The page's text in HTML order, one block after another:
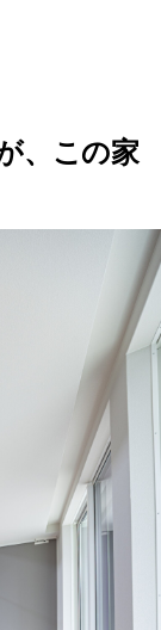
、この家